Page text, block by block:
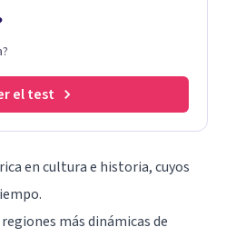
el test
en cultura e historia, cuyos
más dinámicas de